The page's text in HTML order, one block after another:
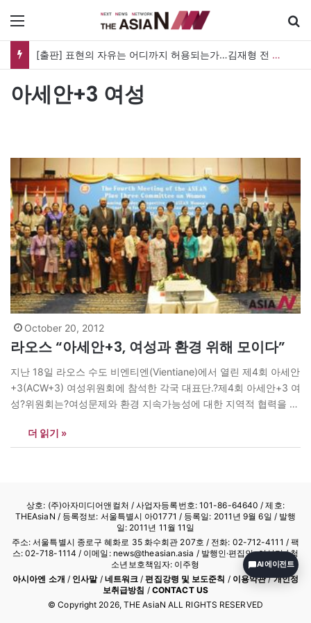
[출판] 표현의 자유는 어디까지 허용되는가…김재형 전 대법관 ‘언론과 인격권’
아세안+3 여성
October 20, 2012
라오스 “아세안+3, 여성과 환경 위해 모이다”
지난 18일 라오스 수도 비엔티엔(Vientiane)에서 열린 제4회 아세안
+3(ACW+3) 여성위원회에 참석한 각국 대표단.?제4회 아세안+3 여
성?위원회는?여성문제와 환경 지속가능성에 대한 지역적 협력을 강
이 기념촬영을 하고 있다. <사진=신화사/Thanakone Limjalearn>
더 읽기 »
상호: (주)아자미디어앤컬처 /사업자등록번호: 101-86-64640 / 제호:
THEAsiaN / 등록정보: 서울특별시 아01771 / 등록일: 2011년 9월 6일 / 발행
일: 2011년 11월 11일
주소: 서울특별시 종로구 혜화로 35 화수회관 207호 / 전화: 02-712-4111 / 팩
스: 02-718-1114 / 이메일: news@theasian.asia / 발행인·편집인: 이상기 / 청
소년보호책임자: 이주형
아시아엔 소개 / 인사말/ 네트워크 /편집강령 및 보도준칙 / 이용약관/개인정
보취급방침 / CONTACT US
© Copyright 2026, THE AsiaN ALL RIGHTS RESERVED
AI 에이전트